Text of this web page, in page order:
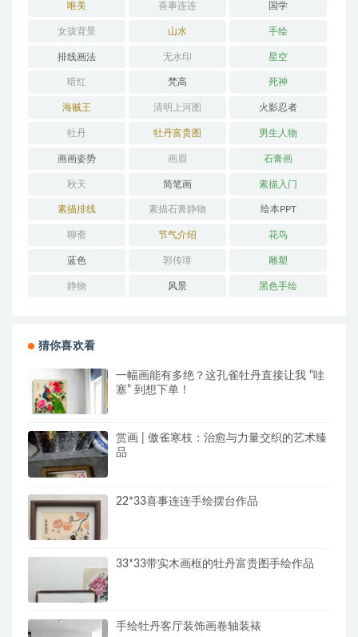
唯美 喜事连连 国学
女孩背景 山水 手绘
排线画法 无水印 星空
暗红 梵高 死神
海贼王 清明上河图 火影忍者
牡丹 牡丹富贵图 男生人物
画画姿势 画眉 石膏画
秋天 简笔画 素描入门
素描排线 素描石膏静物 绘本PPT
聊斋 节气介绍 花鸟
蓝色 郭传璋 雕塑
静物 风景 黑色手绘
猜你喜欢看
一幅画能有多绝？这孔雀牡丹直接让我 “哇
塞” 到想下单！
赏画 | 傲雀寒枝：治愈与力量交织的艺术臻
品
22*33喜事连连手绘摆台作品
33*33带实木画框的牡丹富贵图手绘作品
手绘牡丹客厅装饰画卷轴装裱